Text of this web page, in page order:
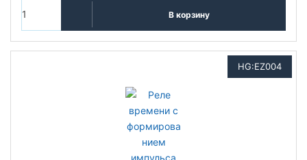
В корзину
HG:EZ004